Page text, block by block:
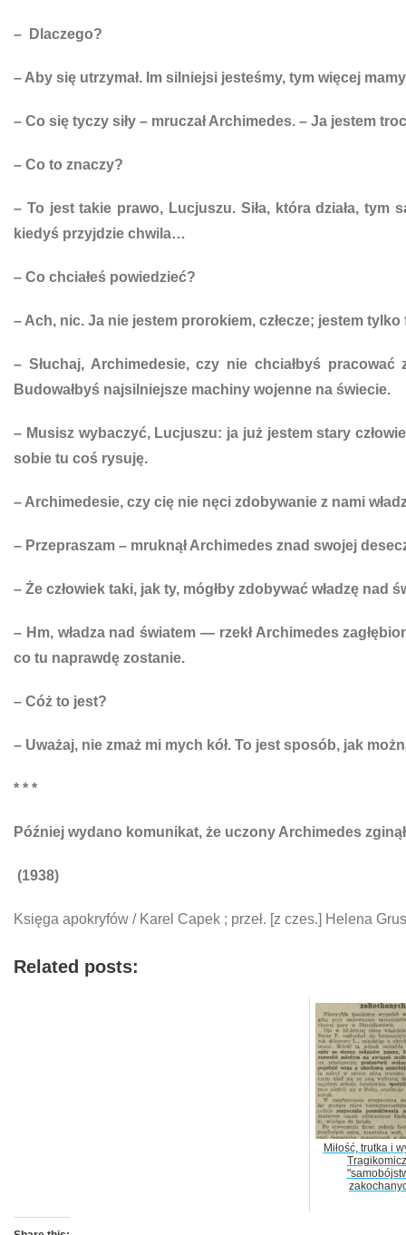
– Dlaczego?
– Aby się utrzymał. Im silniejsi jesteśmy, tym więcej
– Co się tyczy siły – mruczał Archimedes. – Ja jestem
– Co to znaczy?
– To jest takie prawo, Lucjuszu. Siła, która działa,
kiedyś przyjdzie chwila…
– Co chciałeś powiedzieć?
– Ach, nic. Ja nie jestem prorokiem, człecze; jestem
– Słuchaj, Archimedesie, czy nie chciałbyś
Budowałbyś najsilniejsze machiny wojenne na świecie.
– Musisz wybaczyć, Lucjuszu: ja już jestem stary
sobie tu coś rysuję.
– Archimedesie, czy cię nie nęci zdobywanie z nami
– Przepraszam – mruknął Archimedes znad swojej
– Że człowiek taki, jak ty, mógłby zdobywać władzę nad
– Hm, władza nad światem — rzekł Archimedes
co tu naprawdę zostanie.
– Cóż to jest?
– Uważaj, nie zmaż mi mych kół. To jest sposób, jak
* * *
Później wydano komunikat, że uczony Archimedes
(1938)
Księga apokryfów / Karel Capek ; przeł. [z czes.] Helena
Related posts:
Miłość, trutka i